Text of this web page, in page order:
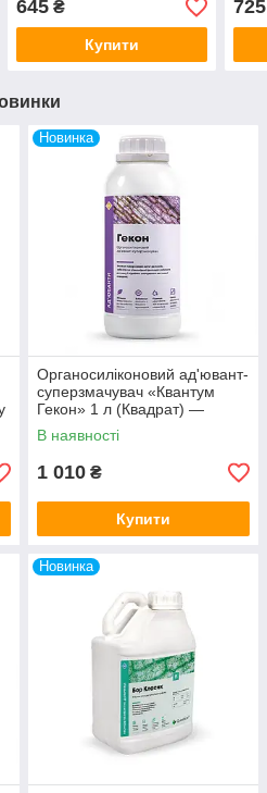
645₴
Купити
725
Новинка
Органосиліконовий ад'ювант-
суперзмачувач «Квантум
Гекон» 1 л (Квадрат) —
поверхнево-активна
речовина (ПАВ)
В наявності
1 010 ₴
Купити
Новинка